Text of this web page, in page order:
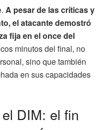
A pesar de las críticas y
el atacante demostró
fija en el once del
minutos del final, no
sino que también
en sus capacidades
DIM: el fin